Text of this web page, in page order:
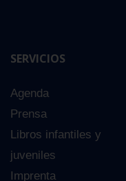
SERVICIOS
Agenda
Prensa
Libros infantiles y
juveniles
Imprenta